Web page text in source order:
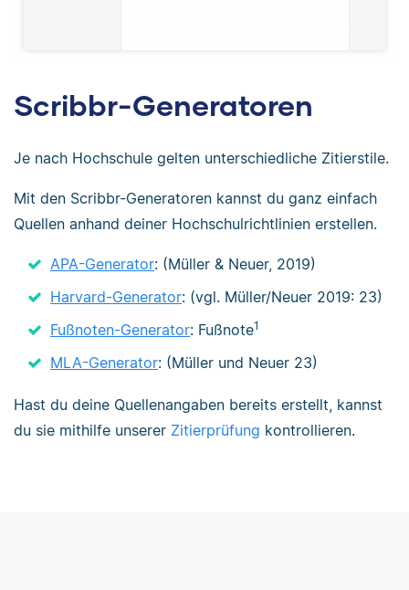
Scribbr-Generatoren
Je nach Hochschule gelten unterschiedliche Zitierstile.
Mit den Scribbr-Generatoren kannst du ganz einfach
Quellen anhand deiner Hochschulrichtlinien erstellen.
APA-Generator: (Müller & Neuer, 2019)
Harvard-Generator: (vgl. Müller/Neuer 2019: 23)
Fußnoten-Generator: Fußnote1
MLA-Generator: (Müller und Neuer 23)
Hast du deine Quellenangaben bereits erstellt, kannst
du sie mithilfe unserer Zitierprüfung kontrollieren.